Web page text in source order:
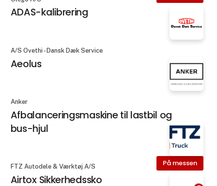
ADAS-kalibrering
A/S Ovethi - Dansk Dæk Service
Aeolus
Anker
Afbalanceringsmaskine til lastbil og
bus-hjul
På messen
FTZ Autodele & Værktøj A/S
Airtox Sikkerhedssko